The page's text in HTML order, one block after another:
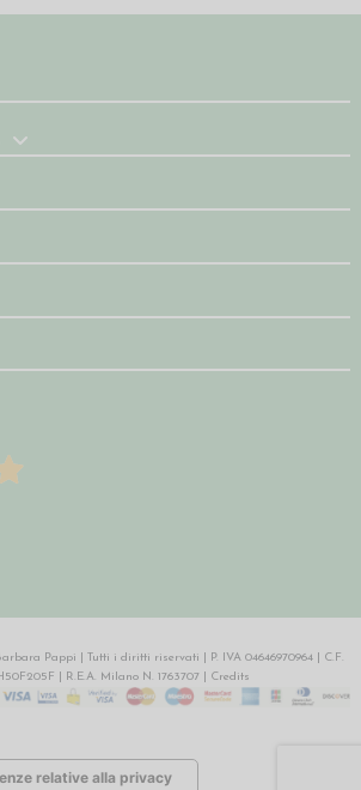
Pappi | Tutti i diritti riservati | P. IVA 04646970964 | C.F.
| R.E.A. Milano N. 1763707 | Credits
relative alla privacy